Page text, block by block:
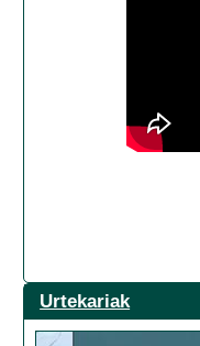
Urtekariak